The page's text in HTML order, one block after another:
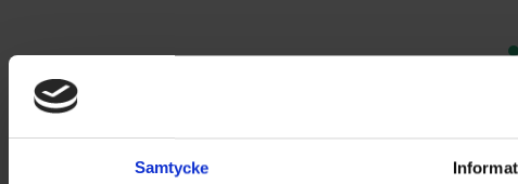
Samtycke